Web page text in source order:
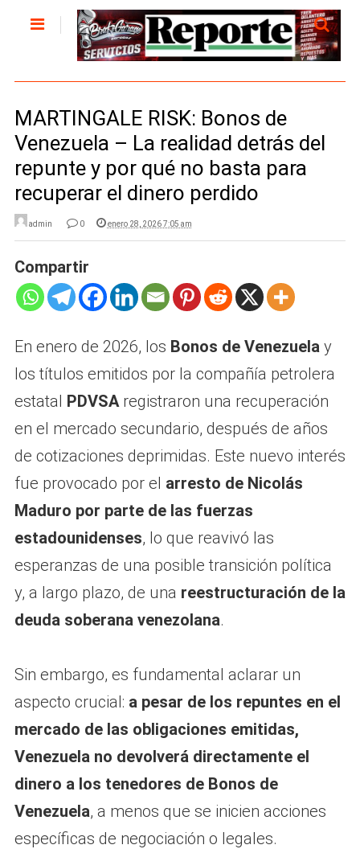
MARTINGALE RISK: Bonos de
Venezuela – La realidad detrás del
repunte y por qué no basta para
recuperar el dinero perdido
admin 0 enero 28, 2026 7:05 am
Compartir
En enero de 2026, los Bonos de Venezuela y
los títulos emitidos por la compañía petrolera
estatal PDVSAregistraron una recuperación
en el mercado secundario, después de años
de cotizaciones deprimidas. Este nuevo interés
fue provocado por el arresto de Nicolás
Maduro por parte de las fuerzas
estadounidenses, lo que reavivó las
esperanzas de una posible transición política
y, a largo plazo, de una reestructuración de la
deuda soberana venezolana.
Sin embargo, es fundamental aclarar un
aspecto crucial: a pesar de los repuntes en el
mercado de las obligaciones emitidas,
Venezuela no devolverá directamente el
dinero a los tenedores de Bonos de
Venezuela, a menos que se inicien acciones
específicas de negociación o legales.